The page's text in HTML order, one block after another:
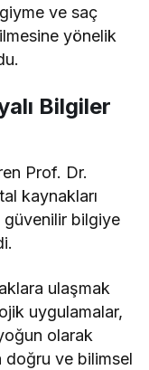
ve saç
yönelik
Bilgiler
Prof. Dr.
kaynakları
güvenilir bilgiye
ulaşmak
uygulamalar,
olarak
doğru ve bilimsel